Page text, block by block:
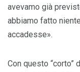
avevamo già
abbiamo fatto
accadesse».
Con questo “corto”